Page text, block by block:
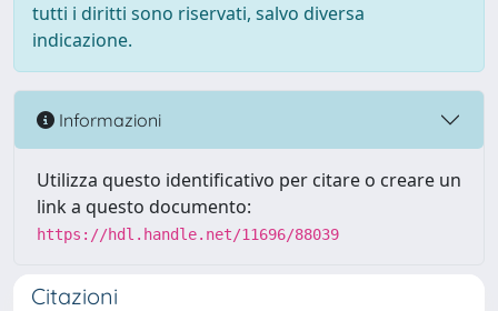
tutti i diritti sono riservati, salvo diversa
indicazione.
Informazioni
Utilizza questo identificativo per citare o creare un
link a questo documento:
https://hdl.handle.net/11696/88039
Citazioni